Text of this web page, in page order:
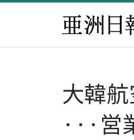
大韓
···営